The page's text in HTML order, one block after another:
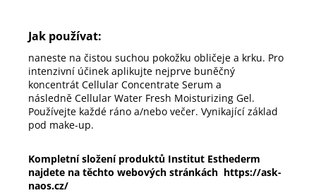
Jak používat:
naneste na čistou suchou pokožku obličeje a krku. Pro
intenzivní účinek aplikujte nejprve buněčný
koncentrát Cellular Concentrate Serum a
následně Cellular Water Fresh Moisturizing Gel.
Používejte každé ráno a/nebo večer. Vynikající základ
pod make-up.
Kompletní složení produktů Institut Esthederm
najdete na těchto webových stránkách https://ask-
naos.cz/